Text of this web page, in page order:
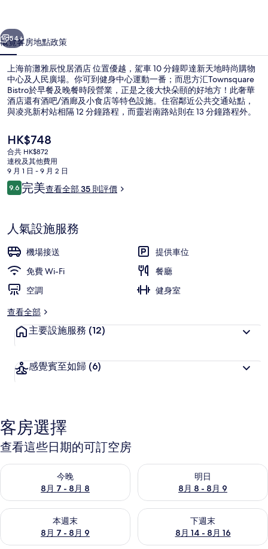
居
酒
店
相
片
集
個 下一個
54+
概覽客房地點政策
上海前灘雅辰悅居酒店 位置優越，駕車 10 分鐘即達新天地時尚購物
中心及人民廣場。你可到健身中心運動一番；而思方汇Townsquare
Bistro於早餐及晚餐時段營業，正是之後大快朵頤的好地方！此奢華
酒店還有酒吧/酒廊及小食店等特色設施。住宿鄰近公共交通站點，
與凌兆新村站相隔 12 分鐘路程，而靈岩南路站則在 13 分鐘路程外。
現
價
HK$748
HK$748
合共 HK$872
連稅及其他費用
9 月 1 日 - 9 月 2 日
評
價
9.69.6 分，滿分 10 分，
完美查看全部 35 則評價
人氣設施服務
機場接送
提供車位
免費 Wi-Fi
餐廳
空調
健身室
查看全部
主要設施服務 (12)
感覺賓至如歸 (6)
客房選擇
查看這些日期的可訂空房
今晚
8月 7 - 8月 8
查看今晚 8月 7 - 8月 8的可訂空房
明日
8月 8 - 8月 9
查看明日 8月 8 - 8月 9的可訂
本週末
8月 7 - 8月 9
查看本週末 8月 7 - 8月 9的可訂空房
下週末
8月 14 - 8月 16
查看下週末 8月 14 - 8月 16的